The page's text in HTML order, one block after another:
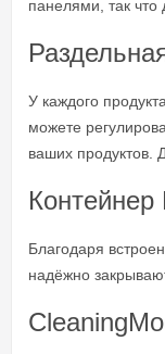
панелями, так
У каждого
можете
ваших продуктов.
Благодаря
надёжно